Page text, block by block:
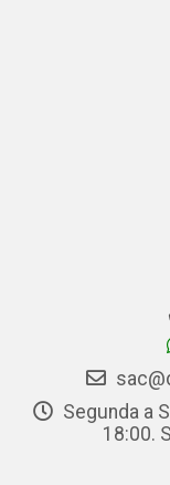
Segunda a
18:00.